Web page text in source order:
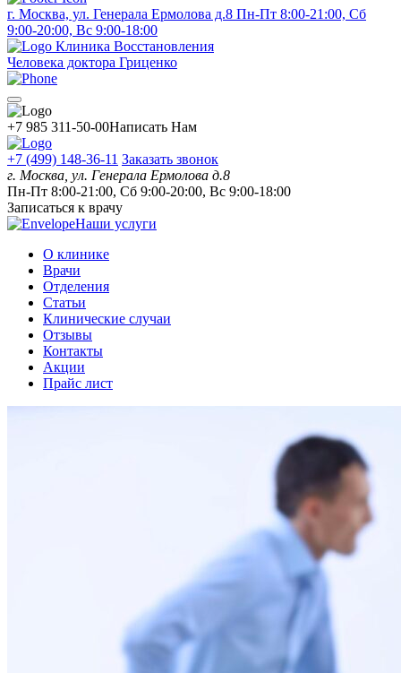
г. Москва, ул. Генерала Ермолова д.8 Пн-Пт 8:00-21:00, Сб
9:00-20:00, Вс 9:00-18:00
Клиника Восстановления
Человека доктора Гриценко
+7 985 311-50-00Написать Нам
+7 (499) 148-36-11 Заказать звонок
г. Москва, ул. Генерала Ермолова д.8
Пн-Пт 8:00-21:00, Сб 9:00-20:00, Вс 9:00-18:00
Записаться к врачу
Наши услуги
О клинике
Врачи
Отделения
Статьи
Клинические случаи
Отзывы
Контакты
Акции
Прайс лист